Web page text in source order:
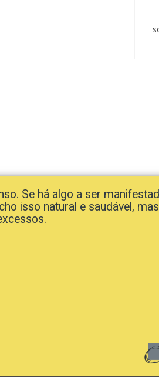
Se há algo a ser
isso natural e saudável,